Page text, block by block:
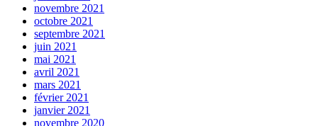
novembre 2021
octobre 2021
septembre 2021
juin 2021
mai 2021
avril 2021
mars 2021
février 2021
janvier 2021
novembre 2020